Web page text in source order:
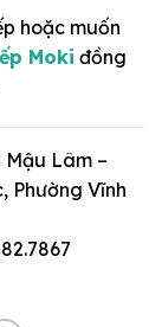
hoặc muốn
Moki đồng
Mậu Lâm –
Phường Vĩnh